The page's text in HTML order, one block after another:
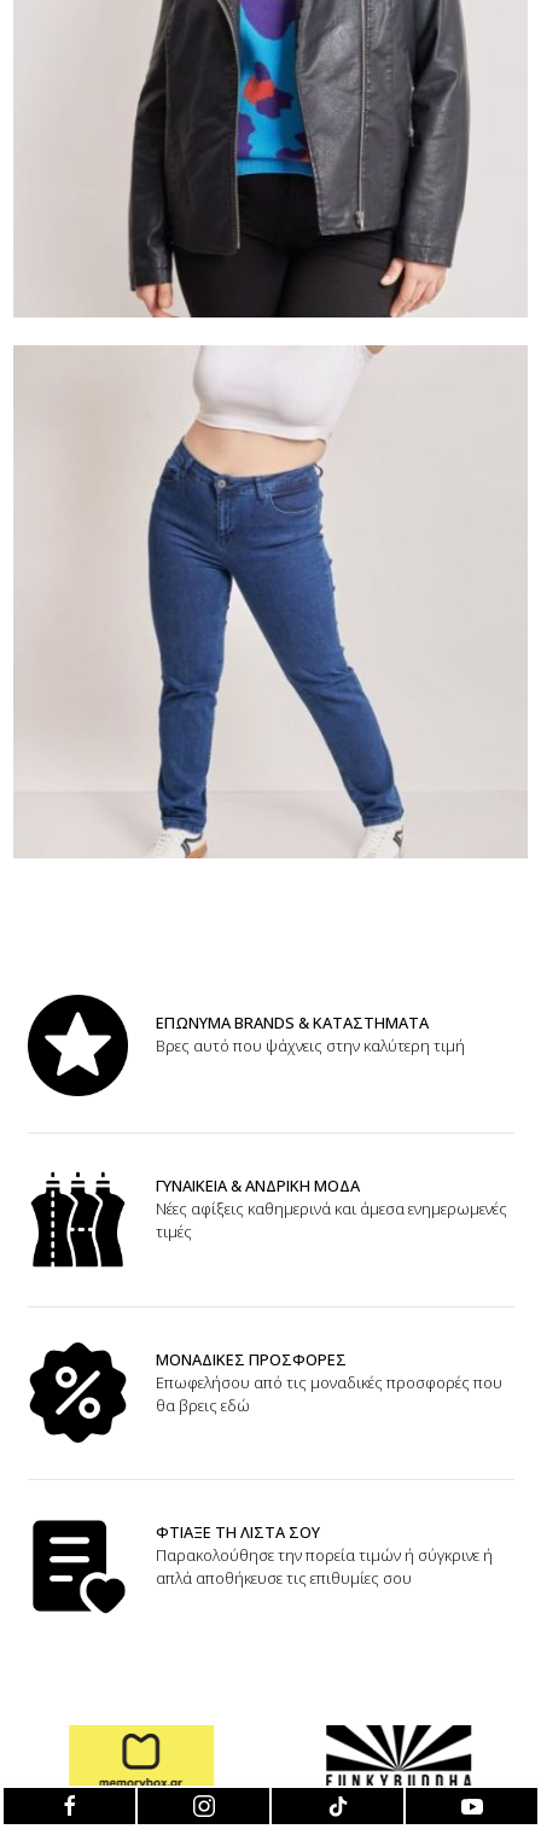
ΕΠΩΝΥΜΑ BRANDS & ΚΑΤΑΣΤΗΜΑΤΑ
Βρες αυτό που ψάχνεις στην καλύτερη τιμή
ΓΥΝΑΙΚΕΙΑ & ΑΝΔΡΙΚΗ ΜΟΔΑ
Νέες αφίξεις καθημερινά και άμεσα ενημερωμενές
τιμές
ΜΟΝΑΔΙΚΕΣ ΠΡΟΣΦΟΡΕΣ
Επωφελήσου από τις μοναδικές προσφορές που
θα βρεις εδώ
ΦΤΙΑΞΕ ΤΗ ΛΙΣΤΑ ΣΟΥ
Παρακολούθησε την πορεία τιμών ή σύγκρινε ή
απλά αποθήκευσε τις επιθυμίες σου